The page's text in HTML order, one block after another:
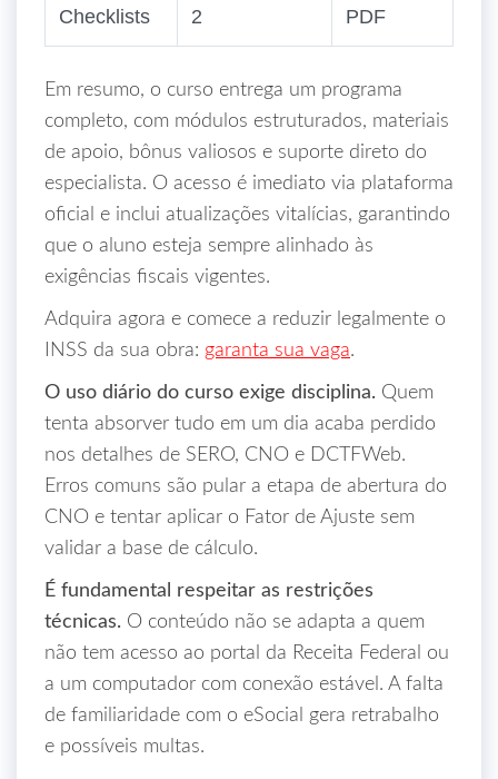
Checklists 2 PDF
Em resumo, o curso entrega um programa
completo, com módulos estruturados, materiais
de apoio, bônus valiosos e suporte direto do
especialista. O acesso é imediato via plataforma
oficial e inclui atualizações vitalícias, garantindo
que o aluno esteja sempre alinhado às
exigências fiscais vigentes.
Adquira agora e comece a reduzir legalmente o
INSS da sua obra: garanta sua vaga.
O uso diário do curso exige disciplina. Quem
tenta absorver tudo em um dia acaba perdido
nos detalhes de SERO, CNO e DCTFWeb.
Erros comuns são pular a etapa de abertura do
CNO e tentar aplicar o Fator de Ajuste sem
validar a base de cálculo.
É fundamental respeitar as restrições
técnicas. O conteúdo não se adapta a quem
não tem acesso ao portal da Receita Federal ou
a um computador com conexão estável. A falta
de familiaridade com o eSocial gera retrabalho
e possíveis multas.